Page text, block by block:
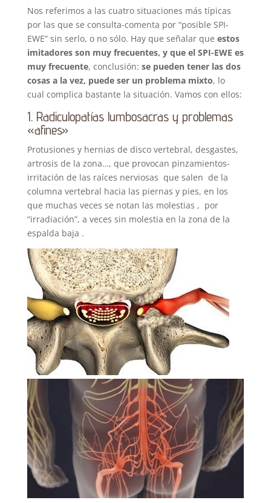
Nos referimos a las cuatro situaciones más típicas
por las que se consulta-comenta por “posible SPI-
EWE” sin serlo, o no sólo. Hay que señalar que estos
imitadores son muy frecuentes, y que el SPI-EWE es
muy frecuente, conclusión: se pueden tener las dos
cosas a la vez, puede ser un problema mixto, lo
cual complica bastante la situación. Vamos con ellos:
1. Radiculopatías lumbosacras y problemas
«afines»
Protusiones y hernias de disco vertebral, desgastes,
artrosis de la zona…, que provocan pinzamientos-
irritación de las raíces nerviosas que salen de la
columna vertebral hacia las piernas y pies, en los
que muchas veces se notan las molestias , por
“irradiación”, a veces sin molestia en la zona de la
espalda baja .